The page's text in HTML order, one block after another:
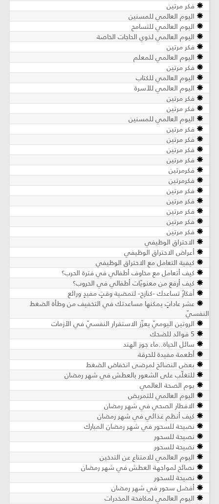
فكر مرتين
اليوم العالمي للمسنين
اليوم العالمي للتسامح
اليوم العالمي لذوي الحاجات الخاصة
فكر مرتين
اليوم العالمي للمعلم
فكر مرتين
اليوم العالمي للكتاب
اليوم العالمي للأسرة
فكر مرتين
فكر مرتين
اليوم العالمي للمسنين
فكر مرتين
فكر مرتين
فكر مرتين
فكر مرتين
فكرمرتين
فكرمرتين
فكر مرتين
فكر مرتين
فكر مرتين
فكر مرتين
فكر مرتين
الاحتراق الوظيفي
أعراض الاحتراق الوظيفي
كيفية التعامل مع الاحتراق الوظيفي
كيف أتعامل مع مخاوف أطفالي في فترة الحرب؟
كيف أرفع من معنويّات أطفالي في الحروب؟
أفكارٌ تساعدك -كنازحٍ- لتمضية وقتٍ مفيدٍ ورائع
عشر عاداتٍ يمكنها مساعدتك في التخفيف من وطأة الضغط
النفسيّ
الروتين اليوميّ يعزّز الاستقرار النفسيّ في الأزمات
5 فوائد للضحك
سائل الحياة..ماء جوز الهند
أطعمة مفيدة للحرقة
بعض النصائح لمرضى انخفاض الضغط
للتغلّب على الشعور بالعطش في شهر رمضان
يوم الصحة العالمي
اليوم العالمي للتمريض
الافطار الصحي في شهر رمضان
كيف أنظم غذائي في شهر رمضان
نصيحة للسحور في شهر رمضان المبارك
نصيحة للسحور
نصيحة للسحور
اليوم العالمي للامتناع عن التدخين
نصائح لمواجهة العطش في شهر رمضان
نصيحة للسحور
أفضل سحور في شهر رمضان
اليوم العالمي لمكافحة المخدرات